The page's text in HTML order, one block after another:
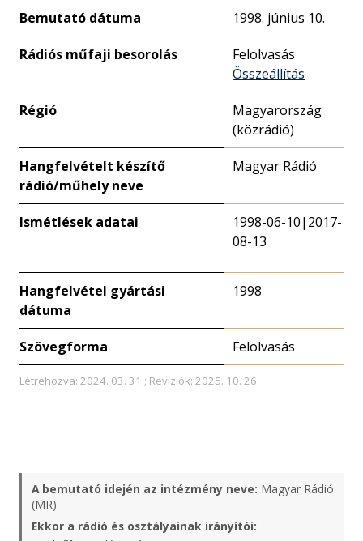
Bemutató dátuma 1998. június 10.
Rádiós műfaji besorolás
Felolvasás
Összeállítás
Régió
Magyarország
(közrádió)
Hangfelvételt készítő
rádió/műhely neve
Magyar Rádió
Ismétlések adatai
1998-06-10|2017-
08-13
Hangfelvétel gyártási
dátuma
1998
Szövegforma Felolvasás
Létrehozva: 2024. 03. 31.; Revíziók: 2025. 10. 26.
A bemutató idején az intézmény neve: Magyar Rádió
(MR)
Ekkor a rádió és osztályainak irányítói: